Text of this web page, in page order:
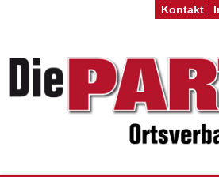
Kontakt